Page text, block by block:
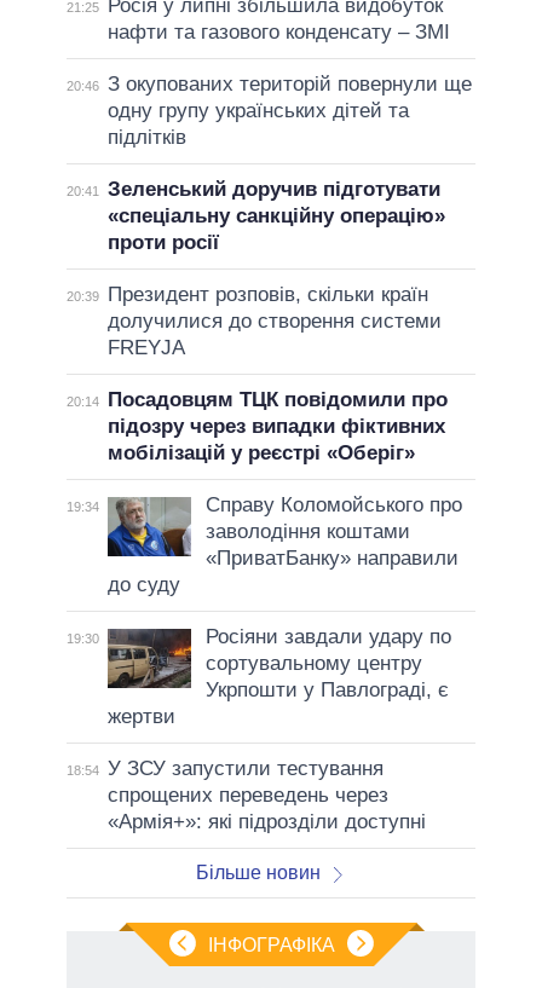
21:25
Росія у липні збільшила видобуток
нафти та газового конденсату – ЗМІ
20:46 З окупованих територій повернули ще
одну групу українських дітей та
підлітків
20:41
Зеленський доручив підготувати
«спеціальну санкційну операцію»
проти росії
20:39
Президент розповів, скільки країн
долучилися до створення системи
FREYJA
20:14
Посадовцям ТЦК повідомили про
підозру через випадки фіктивних
мобілізацій у реєстрі «Оберіг»
19:34
Справу Коломойського про
заволодіння коштами
«ПриватБанку» направили
до суду
19:30
Росіяни завдали удару по
сортувальному центру
Укрпошти у Павлограді, є
жертви
18:54 У ЗСУ запустили тестування
спрощених переведень через
«Армія+»: які підрозділи доступні
Більше новин
ІНФОГРАФІКА